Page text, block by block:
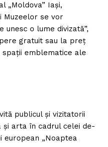
„Moldova” Iaşi,
Muzeelor se vor
unesc o lume divizată”,
gratuit sau la preţ
spaţii emblematice ale
publicul şi vizitatorii
şi arta în cadrul celei de-
european „Noaptea